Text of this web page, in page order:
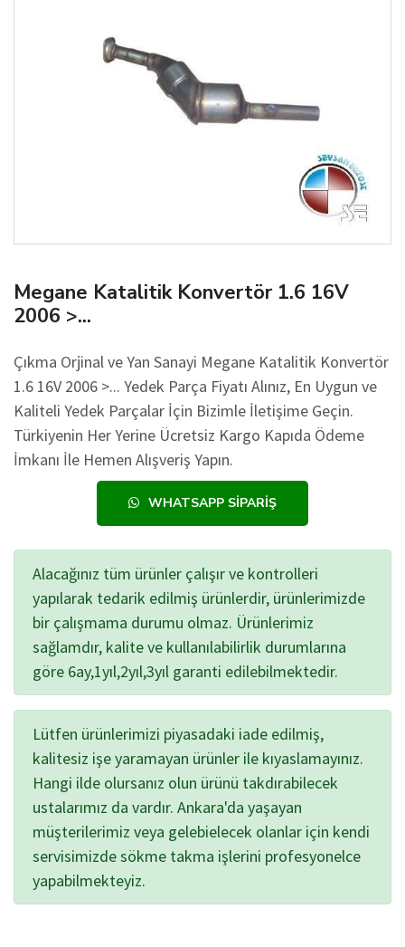
Megane Katalitik Konvertör 1.6 16V
2006 >...
Çıkma Orjinal ve Yan Sanayi Megane Katalitik Konvertör
1.6 16V 2006 >... Yedek Parça Fiyatı Alınız, En Uygun ve
Kaliteli Yedek Parçalar İçin Bizimle İletişime Geçin.
Türkiyenin Her Yerine Ücretsiz Kargo Kapıda Ödeme
İmkanı İle Hemen Alışveriş Yapın.
WHATSAPP SIPARIŞ
Alacağınız tüm ürünler çalışır ve kontrolleri
yapılarak tedarik edilmiş ürünlerdir, ürünlerimizde
bir çalışmama durumu olmaz. Ürünlerimiz
sağlamdır, kalite ve kullanılabilirlik durumlarına
göre 6ay,1yıl,2yıl,3yıl garanti edilebilmektedir.
Lütfen ürünlerimizi piyasadaki iade edilmiş,
kalitesiz işe yaramayan ürünler ile kıyaslamayınız.
Hangi ilde olursanız olun ürünü takdırabilecek
ustalarımız da vardır. Ankara'da yaşayan
müşterilerimiz veya gelebielecek olanlar için kendi
servisimizde sökme takma işlerini profesyonelce
yapabilmekteyiz.